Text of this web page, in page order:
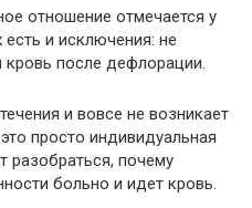
отношение отмечается у
и исключения: не
кровь после дефлорации.
и вовсе не возникает
просто индивидуальная
разобраться, почему
больно и идет кровь.